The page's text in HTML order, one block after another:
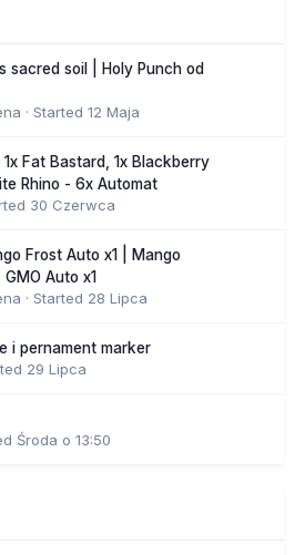
sacred soil | Holy Punch od
· Started 12 Maja
Fat Bastard, 1x Blackberry
Rhino - 6x Automat
30 Czerwca
Frost Auto x1 | Mango
Auto x1
· Started 28 Lipca
i pernament marker
29 Lipca
Środa o 13:50